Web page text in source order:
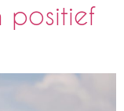
positief